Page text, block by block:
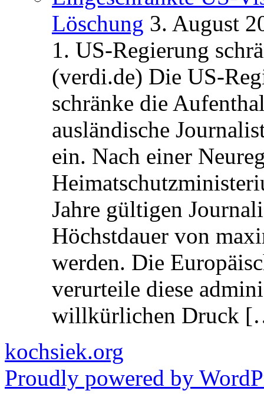
Löschung 3. August
1. US-Regierung
(verdi.de) Die US-
schränke die
ausländische
ein. Nach einer
Jahre gültigen
Höchstdauer von
werden. Die
verurteile diese
willkürlichen Druck
kochsiek.org
Proudly powered by